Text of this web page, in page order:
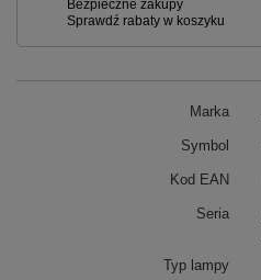
Marka
Symbol
Kod EAN
Seria
Typ lampy